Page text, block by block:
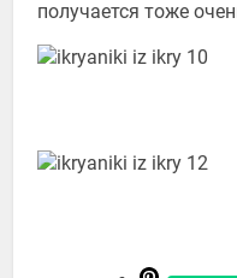
получается тоже